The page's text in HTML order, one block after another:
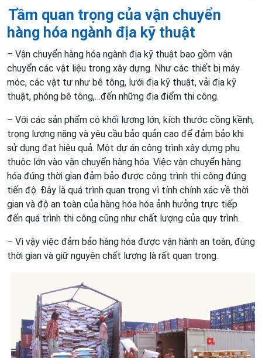
Tầm quan trọng của vận chuyển
hàng hóa ngành địa kỹ thuật
– Vận chuyển hàng hóa ngành địa kỹ thuật bao gồm vận
chuyển các vật liệu trong xây dựng. Như các thiết bị máy
móc, các vật tư như bê tông, lưới địa kỹ thuật, vải địa kỹ
thuật, phóng bê tông,…đến những địa điểm thi công.
– Với các sản phẩm có khối lượng lớn, kích thước cồng kềnh,
trọng lượng nặng và yêu cầu bảo quản cao để đảm bảo khi
sử dụng đạt hiệu quả. Một dự án công trình xây dựng phụ
thuộc lớn vào vận chuyển hàng hóa. Việc vận chuyển hàng
hóa đúng thời gian đảm bảo được công trình thi công đúng
tiến độ. Đây là quá trình quan trọng vì tính chính xác về thời
gian và độ an toàn của hàng hóa hóa ảnh hưởng trực tiếp
đến quá trình thi công cũng như chất lượng của quy trình.
– Vì vậy việc đảm bảo hàng hóa được vận hành an toàn, đúng
thời gian và giữ nguyên chất lượng là rất quan trọng.